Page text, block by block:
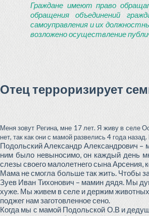
Граждане имеют право
обращения объединений
самоуправления и их
возложено осуществление
Отец терроризирует
Меня зовут Регина, мне 17 лет. Я живу в селе
нет, так как они с мамой развелись 4 года
Подольский Александр Александрович –
ним было невыносимо, он каждый день
слезы своего малолетнего сына Арсения,
Мама не смогла больше так жить. Чтобы
Зуев Иван Тихонович – мамин дядя. Мы
хуже. Мы живем в селе и держим
поджег нам заготовленное сено.
Когда мы с мамой Подольской О.В и